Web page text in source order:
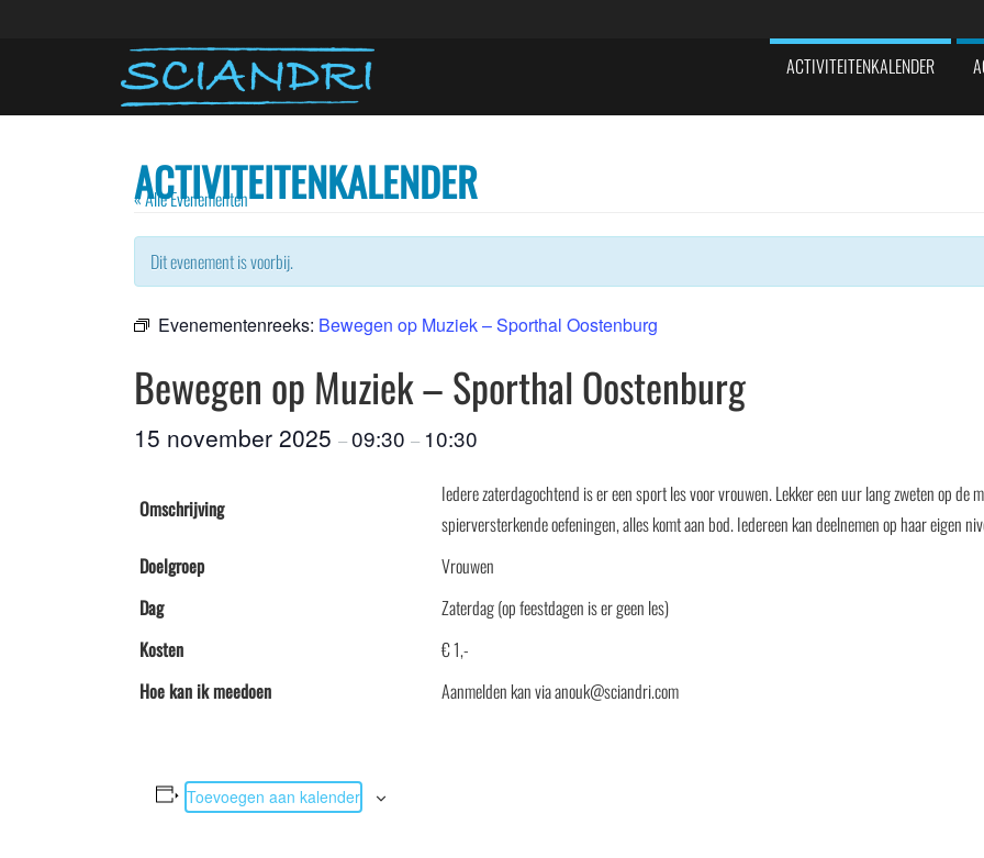
ACTIVITEITENKALENDER
ACTIVITEITENKALENDER
« Alle Evenementen
Dit evenement is voorbij.
Evenementenreeks: Bewegen op Muziek – Sporthal Oostenburg
Bewegen op Muziek – Sporthal Oostenburg
15 november 2025 –09:30 – 10:30
Omschrijving
Iedere zaterdagochtend is er een sport les voor vrouwen. Lekker een uur lang zweten op de
spierversterkende oefeningen, alles komt aan bod. Iedereen kan deelnemen op haar eigen
Doelgroep
Vrouwen
Dag
Zaterdag (op feestdagen is er geen les)
Kosten
€ 1,-
Hoe kan ik meedoen
Aanmelden kan via anouk@sciandri.com
Toevoegen aan kalender